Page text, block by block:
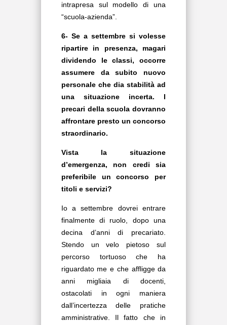
intrapresa sul modello di una
“scuola-azienda”.
6- Se a settembre si volesse
ripartire in presenza, magari
dividendo le classi, occorre
assumere da subito nuovo
personale che dia stabilità ad
una situazione incerta. I
precari della scuola dovranno
affrontare presto un concorso
straordinario.
Vista la situazione
d’emergenza, non credi sia
preferibile un concorso per
titoli e servizi?
Io a settembre dovrei entrare
finalmente di ruolo, dopo una
decina d’anni di precariato.
Stendo un velo pietoso sul
percorso tortuoso che ha
riguardato me e che affligge da
anni migliaia di docenti,
ostacolati in ogni maniera
dall’incertezza delle pratiche
amministrative. Il fatto che in